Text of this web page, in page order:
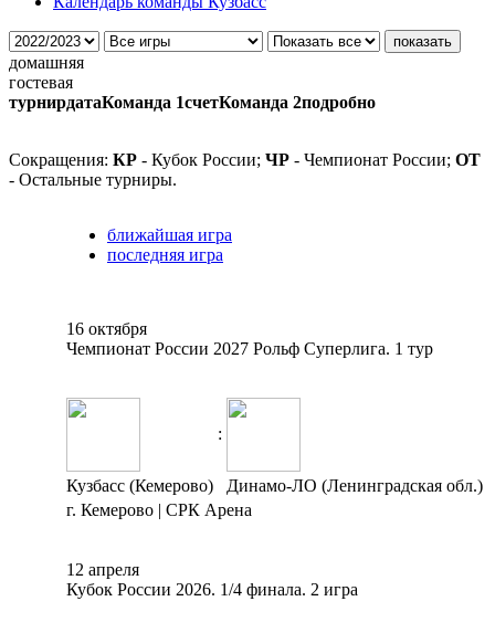
домашняя
гостевая
турнирдатаКоманда 1счетКоманда 2подробно
Сокращения: КР - Кубок России; ЧР - Чемпионат России; ОТ
- Остальные турниры.
ближайшая игра
последняя игра
16 октября
Чемпионат России 2027 Рольф Суперлига. 1 тур
:
Кузбасс (Кемерово)
Динамо-ЛО (Ленинградская обл.)
г. Кемерово | СРК Арена
12 апреля
Кубок России 2026. 1/4 финала. 2 игра